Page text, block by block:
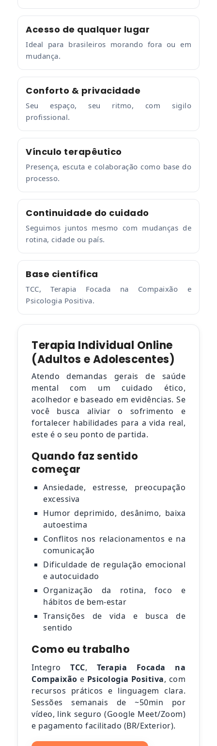
Acesso de qualquer lugar
Ideal para brasileiros morando fora ou em
mudança.
Conforto & privacidade
Seu espaço, seu ritmo, com sigilo
profissional.
Vínculo terapêutico
Presença, escuta e colaboração como base do
processo.
Continuidade do cuidado
Seguimos juntos mesmo com mudanças de
rotina, cidade ou país.
Base científica
TCC, Terapia Focada na Compaixão e
Psicologia Positiva.
Terapia Individual Online
(Adultos e Adolescentes)
Atendo demandas gerais de saúde
mental com um cuidado ético,
acolhedor e baseado em evidências. Se
você busca aliviar o sofrimento e
fortalecer habilidades para a vida real,
este é o seu ponto de partida.
Quando faz sentido
começar
Ansiedade, estresse, preocupação
excessiva
Humor deprimido, desânimo, baixa
autoestima
Conflitos nos relacionamentos e na
comunicação
Dificuldade de regulação emocional
e autocuidado
Organização da rotina, foco e
hábitos de bem-estar
Transições de vida e busca de
sentido
Como eu trabalho
Integro TCC, Terapia Focada na
Compaixão e Psicologia Positiva, com
recursos práticos e linguagem clara.
Sessões semanais de ~50min por
vídeo, link seguro (Google Meet/Zoom)
e pagamento facilitado (BR/Exterior).